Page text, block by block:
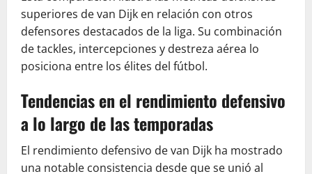
superiores de van Dijk en relación con otros
defensores destacados de la liga. Su combinación
de tackles, intercepciones y destreza aérea lo
posiciona entre los élites del fútbol.
Tendencias en el rendimiento defensivo
a lo largo de las temporadas
El rendimiento defensivo de van Dijk ha mostrado
una notable consistencia desde que se unió al